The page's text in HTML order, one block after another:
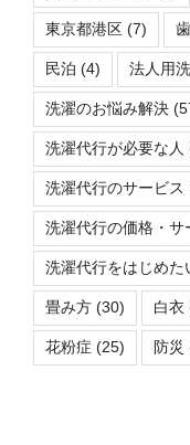
東京都港区 (7)
民泊 (4) 法人用
洗濯のお悩み解決
洗濯代行が必要な人
洗濯代行のサービス
洗濯代行の価格・サ
洗濯代行をはじめた
畳み方 (30) 白衣
花粉症 (25) 防災